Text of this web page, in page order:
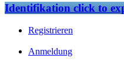
Identifikationclick to
Registrieren
Anmeldung